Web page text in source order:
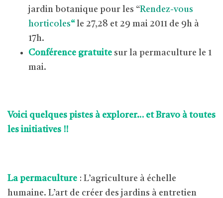
jardin botanique pour les “ Rendez-vous
horticoles“le 27,28 et 29 mai 2011 de 9h à
17h.
Conférence gratuite sur la permaculture le 1
mai.
Voici quelques pistes à explorer… et Bravo à toutes
les initiatives !!
La permaculture : L’agriculture à échelle
humaine. L’art de créer des jardins à entretien